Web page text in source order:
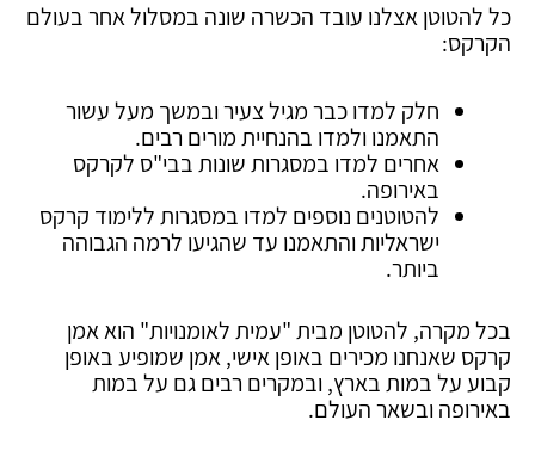
כל להטוטן אצלנו עובד הכשרה שונה במסלול אחר בעולם
הקרקס:
חלק למדו כבר מגיל צעיר ובמשך מעל עשור
התאמנו ולמדו בהנחיית מורים רבים.
אחרים למדו במסגרות שונות בבי"ס לקרקס
באירופה.
להטוטנים נוספים למדו במסגרות ללימוד קרקס
ישראליות והתאמנו עד שהגיעו לרמה הגבוהה
ביותר.
בכל מקרה, להטוטן מבית "עמית לאומנויות" הוא אמן
קרקס שאנחנו מכירים באופן אישי, אמן שמופיע באופן
קבוע על במות בארץ, ובמקרים רבים גם על במות
באירופה ובשאר העולם.